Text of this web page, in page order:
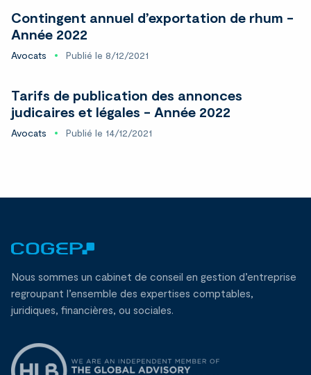
Contingent annuel d’exportation de rhum -
Année 2022
Avocats Publié le 8/12/2021
Tarifs de publication des annonces
judicaires et légales - Année 2022
Avocats Publié le 14/12/2021
Nous sommes un cabinet de conseil en gestion d’entreprise
regroupant l’ensemble des expertises comptables,
juridiques, financières, ou sociales.